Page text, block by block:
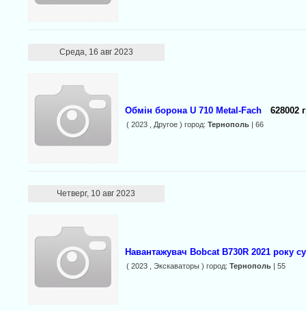
Среда, 16 авг 2023
Обмін борона U 710 Metal-Fach 628002
( 2023 , Другое ) город: Тернополь| 66
Четверг, 10 авг 2023
Навантажувач Bobcat B730R 2021 року
( 2023 , Экскаваторы ) город: Тернополь| 55